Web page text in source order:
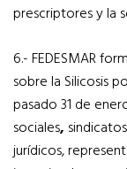
prescriptores y la
6.- FEDESMAR
sobre la Silicosis
pasado 31 de
sociales, sindicatos
jurídicos,